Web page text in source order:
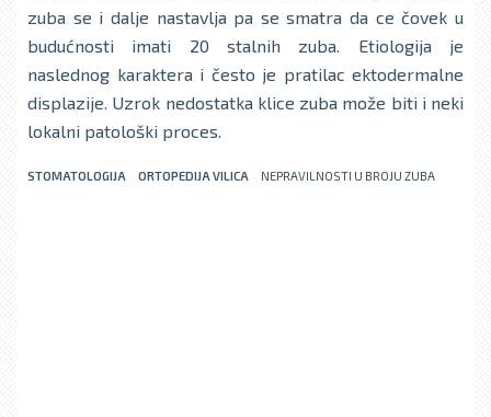
zuba se i dalje nastavlja pa se smatra da ce čovek u
budućnosti imati 20 stalnih zuba. Etiologija je
naslednog karaktera i često je pratilac ektodermalne
displazije. Uzrok nedostatka klice zuba može biti i neki
lokalni patološki proces.
STOMATOLOGIJA ORTOPEDIJA VILICA NEPRAVILNOSTI U BROJU ZUBA